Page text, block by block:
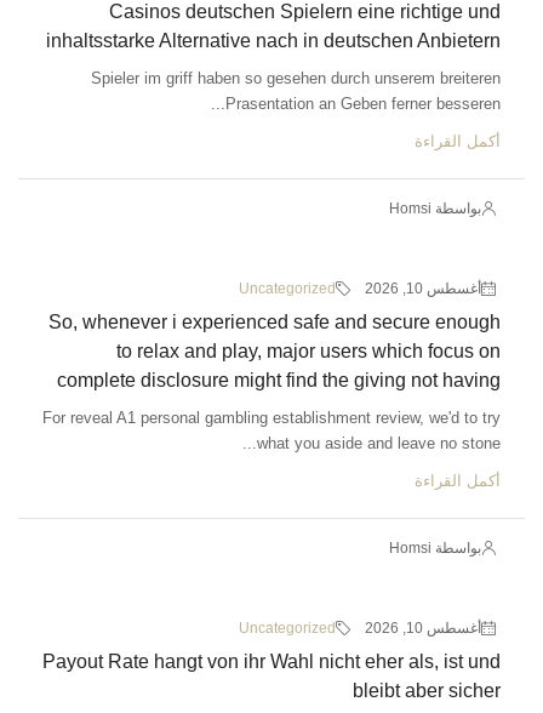
Casinos deutschen Spielern eine richtige und
inhaltsstarke Alternative nach in deutschen Anbietern
Spieler im griff haben so gesehen durch unserem breiteren
Prasentation an Geben ferner besseren...
أكمل القراءة
بواسطة Homsi
أغسطس 10, 2026 Uncategorized
So, whenever i experienced safe and secure enough
to relax and play, major users which focus on
complete disclosure might find the giving not having
For reveal A1 personal gambling establishment review, we'd to try
what you aside and leave no stone...
أكمل القراءة
بواسطة Homsi
أغسطس 10, 2026 Uncategorized
Payout Rate hangt von ihr Wahl nicht eher als, ist und
bleibt aber sicher